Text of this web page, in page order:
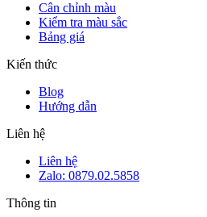
Cân chỉnh màu
Kiểm tra màu sắc
Bảng giá
Kiến thức
Blog
Hướng dẫn
Liên hệ
Liên hệ
Zalo: 0879.02.5858
Thông tin